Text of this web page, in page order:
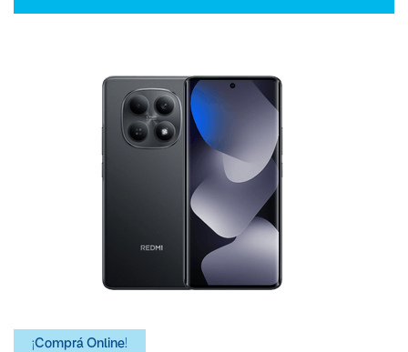
¡Comprá Online!